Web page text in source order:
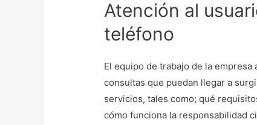
Atención al
teléfono
El equipo de trabajo de la
consultas que puedan llegar a
servicios, tales como; qué
cómo funciona la responsabilidad